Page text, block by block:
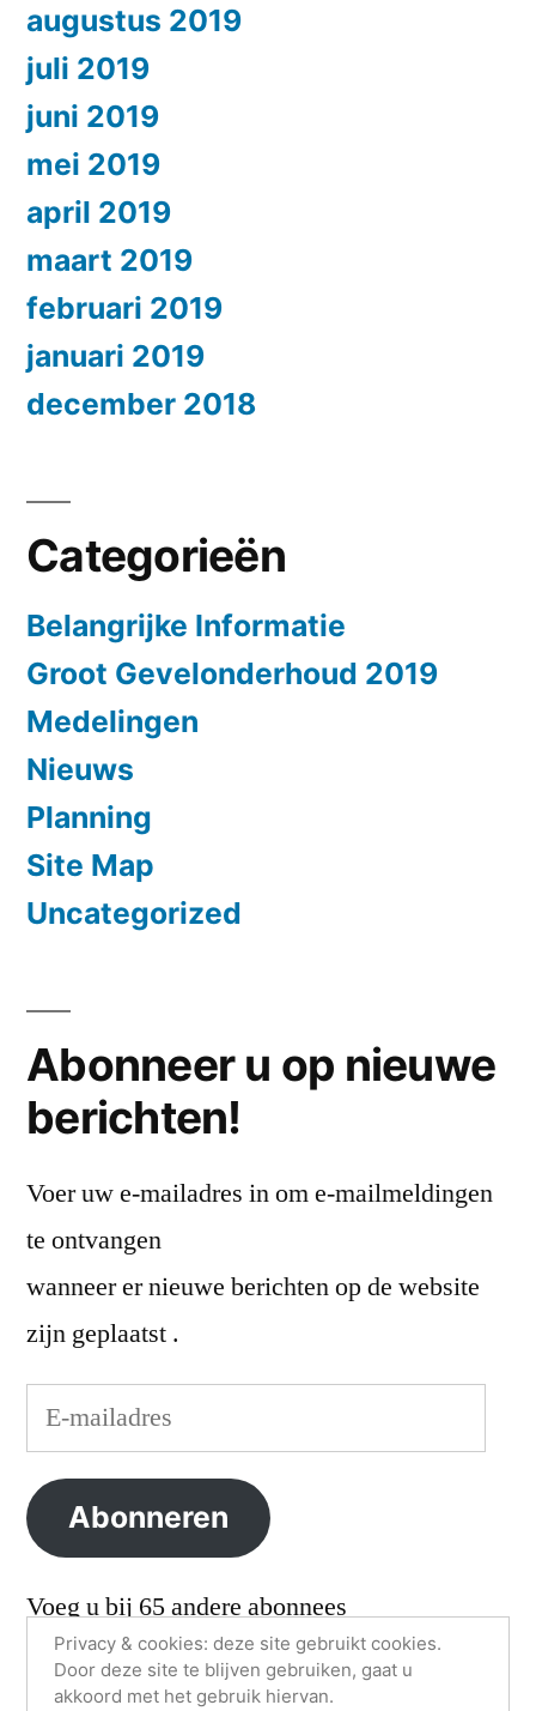
augustus 2019
juli 2019
juni 2019
mei 2019
april 2019
maart 2019
februari 2019
januari 2019
december 2018
Categorieën
Belangrijke Informatie
Groot Gevelonderhoud 2019
Medelingen
Nieuws
Planning
Site Map
Uncategorized
Abonneer u op nieuwe
berichten!
Voer uw e-mailadres in om e-mailmeldingen
te ontvangen
wanneer er nieuwe berichten op de website
zijn geplaatst .
E-
mailadres
Abonneren
Voeg u bij 65 andere abonnees
Privacy & cookies: deze site gebruikt cookies.
Door deze site te blijven gebruiken, gaat u
akkoord met het gebruik hiervan.